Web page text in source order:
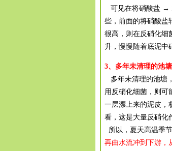
可见在将硝酸盐 →
些，前面的将硝酸盐
很高，则在反硝化细
升，慢慢随着底泥中
3、多年未清理的池
多年未清理的池塘
用反硝化细菌，则可
一层漂上来的泥皮，
看，这是大量反硝化
所以，夏天高温季
再由水流冲到下游，